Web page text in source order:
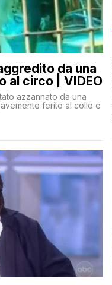
da una
al circo | VIDEO
azzannato da una
ferito al collo e